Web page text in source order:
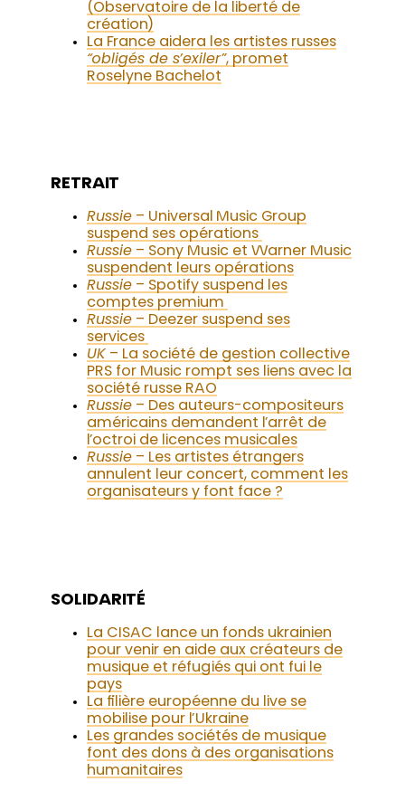
(Observatoire de la liberté de
création)
La France aidera les artistes russes
“obligés de s’exiler”, promet
Roselyne Bachelot
RETRAIT
Russie – Universal Music Group
suspend ses opérations
Russie – Sony Music et Warner Music
suspendent leurs opérations
Russie – Spotify suspend les
comptes premium
Russie – Deezer suspend ses
services
UK – La société de gestion collective
PRS for Music rompt ses liens avec la
société russe RAO
Russie – Des auteurs-compositeurs
américains demandent l’arrêt de
l’octroi de licences musicales
Russie – Les artistes étrangers
annulent leur concert, comment les
organisateurs y font face ?
SOLIDARITÉ
La CISAC lance un fonds ukrainien
pour venir en aide aux créateurs de
musique et réfugiés qui ont fui le
pays
La filière européenne du live se
mobilise pour l’Ukraine
Les grandes sociétés de musique
font des dons à des organisations
humanitaires